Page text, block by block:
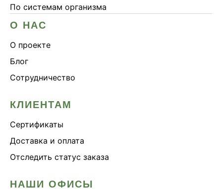
По системам организма
О НАС
О проекте
Блог
Сотрудничество
КЛИЕНТАМ
Сертификаты
Доставка и оплата
Отследить статус заказа
НАШИ ОФИСЫ